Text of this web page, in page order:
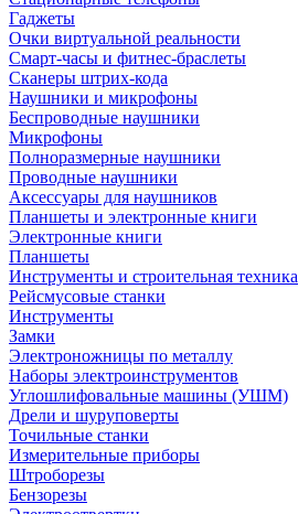
Гаджеты
Очки виртуальной реальности
Смарт-часы и фитнес-браслеты
Сканеры штрих-кода
Наушники и микрофоны
Беспроводные наушники
Микрофоны
Полноразмерные наушники
Проводные наушники
Аксессуары для наушников
Планшеты и электронные книги
Электронные книги
Планшеты
Инструменты и строительная техника
Рейсмусовые станки
Инструменты
Замки
Электроножницы по металлу
Наборы электроинструментов
Углошлифовальные машины (УШМ)
Дрели и шуруповерты
Точильные станки
Измерительные приборы
Штроборезы
Бензорезы